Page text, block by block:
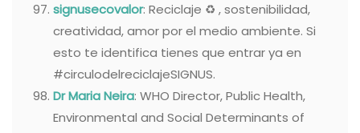
signusecovalor: Reciclaje ♻ , sostenibilidad,
creatividad, amor por el medio ambiente. Si
esto te identifica tienes que entrar ya en
#circulodelreciclajeSIGNUS.
Dr Maria Neira: WHO Director, Public Health,
Environmental and Social Determinants of